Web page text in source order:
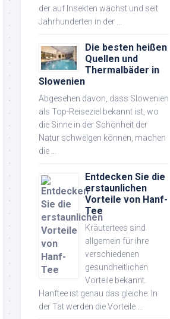
der auf Insekten wächst und seit
Jahrhunderten in der …
Die besten heißen
Quellen und
Thermalbäder in
Slowenien
Abgesehen davon, dass Slowenien
als Top-Reiseziel bekannt ist, wo
die Sinne in der Schönheit der
Natur schwelgen können, machen
die …
Entdecken Sie die
erstaunlichen
Vorteile von Hanf-
Tee
Kräutertees sind
allgemein für ihre
verschiedenen
gesundheitlichen
Vorteile bekannt.
Hanftee ist genau das gleiche. In
der Tat werden die Vorteile …